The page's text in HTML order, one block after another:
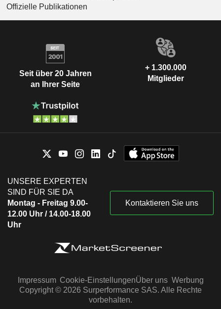
Offizielle Publikationen
Seit über 20 Jahren
an Ihrer Seite
+ 1.300.000
Mitglieder
UNSERE EXPERTEN
SIND FÜR SIE DA
Montag - Freitag 9.00-
12.00 Uhr / 14.00-18.00
Uhr
Kontaktieren Sie uns
Impressum Cookie-EinstellungenÜber uns Werbung
Copyright © 2026 Surperformance SAS. Alle Rechte
vorbehalten.